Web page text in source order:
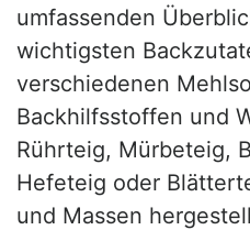
umfassenden
wichtigsten
verschiedenen
Backhilfsstoffen und
Rührteig, Mürbeteig,
Hefeteig oder
und Massen